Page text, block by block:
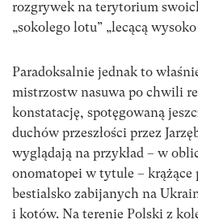
rozgrywek na terytorium
„sokolego lotu” „lecącą
Paradoksalnie jednak to
mistrzostw nasuwa po chwili
konstatację, spotęgowaną
duchów przeszłości przez
wyglądają na przykład – w
onomatopei w tytule – krążące
bestialsko zabijanych na
i kotów. Na terenie Polski z